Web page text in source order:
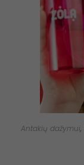
Antakių dažymui,